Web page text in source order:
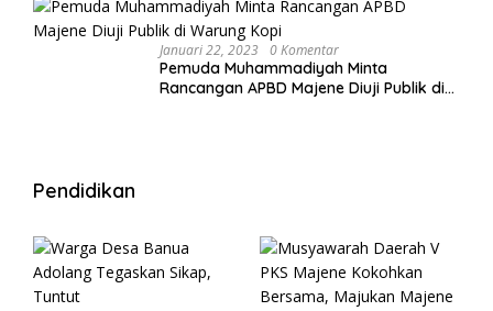
Januari 22, 2023 0 Komentar
Pemuda Muhammadiyah Minta
Rancangan APBD Majene Diuji Publik di
Pendidikan